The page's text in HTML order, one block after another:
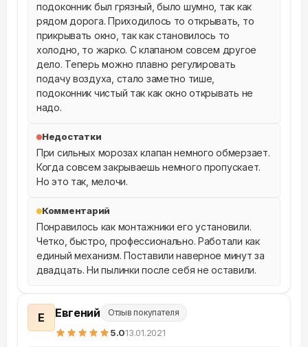
подоконник был грязный, было шумно, так как
рядом дорога. Приходилось то открывать, то
прикрывать окно, так как становилось то
холодно, то жарко. С клапаном совсем другое
дело. Теперь можно плавно регулировать
подачу воздуха, стало заметно тише,
подоконник чистый так как окно открывать не
надо.
Недостатки
При сильных морозах клапан немного обмерзает.
Когда совсем закрываешь немного пропускает.
Но это так, мелочи.
Комментарий
Понравилось как монтажники его установили.
Четко, быстро, профессионально. Работали как
единый механизм. Поставили наверное минут за
двадцать. Ни пылинки после себя не оставили.
Е Евгений Отзыв покупателя
5.013.01.2021